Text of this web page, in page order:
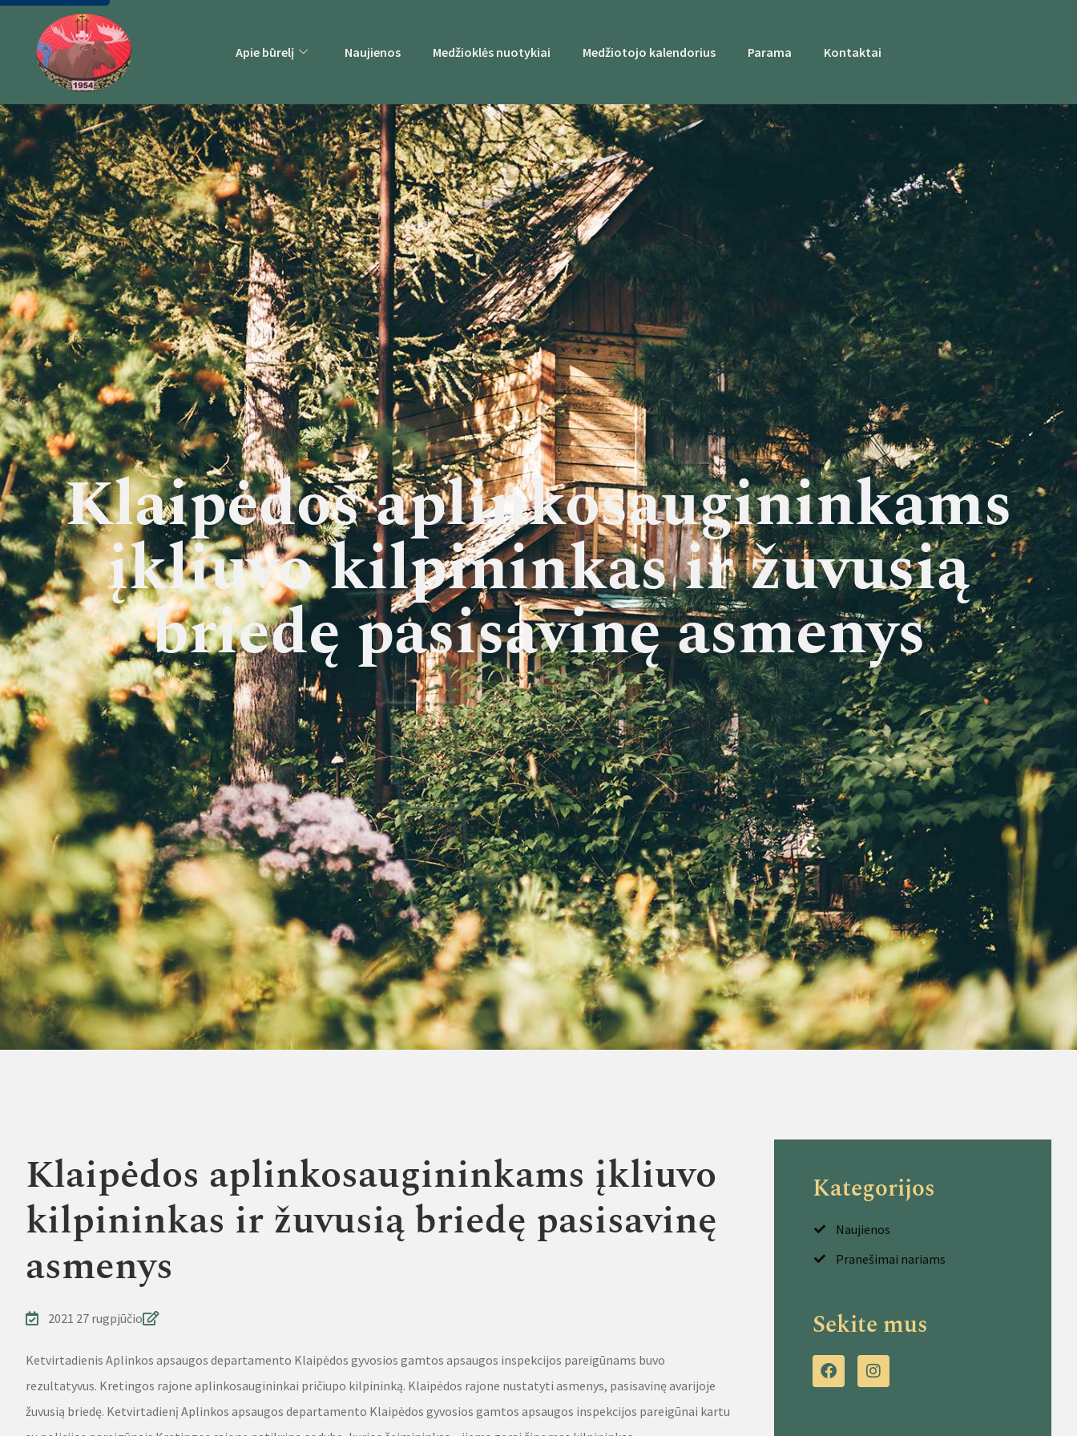
Apie būrelį Naujienos Medžioklės nuotykiai Medžiotojo kalendorius Parama Kontaktai
Klaipėdos aplinkosaugininkams
įkliuvo kilpininkas ir žuvusią
briedę pasisavinę asmenys
Klaipėdos aplinkosaugininkams įkliuvo
kilpininkas ir žuvusią briedę pasisavinę
asmenys
2021 27 rugpjūčio
Ketvirtadienis Aplinkos apsaugos departamento Klaipėdos gyvosios gamtos apsaugos inspekcijos pareigūnams buvo
rezultatyvus. Kretingos rajone aplinkosaugininkai pričiupo kilpininką. Klaipėdos rajone nustatyti asmenys, pasisavinę avarijoje
žuvusią briedę. Ketvirtadienį Aplinkos apsaugos departamento Klaipėdos gyvosios gamtos apsaugos inspekcijos pareigūnai kartu
Kategorijos
Naujienos
Pranešimai nariams
Sekite mus